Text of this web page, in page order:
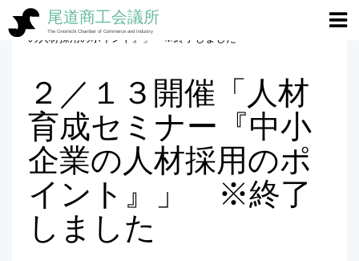
尾道商工会議所
The Onomichi Chamber of Commerce and Industry
ホーム>経営情報> ２／１３開催「人材育成セミナー『中小企業
の人材採用のポイント』」 ※終了しました
２／１３開催「人材
育成セミナー『中小
企業の人材採用のポ
イント』」 ※終了
しました